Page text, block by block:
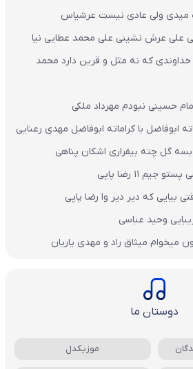
میدی ولی عادی نیست عرشیاس
علی عرش نشینی علی محمد عطایی نیا
خداوندی که نه مثل و قرین دارد محمد
حسینی نبودم مهرداد ملکی
ابوفاضل با کراماته ابوفاضل مهدی رعنایی
گل چته بیقراری اشکان پناهی
۱۱ رضا پاپی
بیایی که دیر دیر وا رضا پاپی
وحید عباسی
میخوام میثاق راد و مهدی یاریان
دوستان ما
موزیکدل